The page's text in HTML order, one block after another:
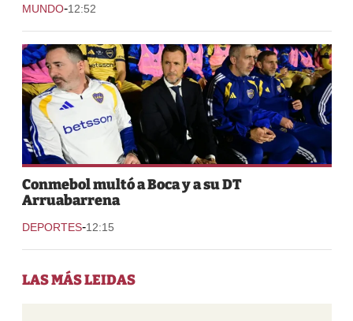
MUNDO-12:52
Conmebol multó a Boca y a su DT
Arruabarrena
DEPORTES-12:15
LAS MÁS LEIDAS